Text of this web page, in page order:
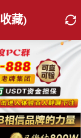
藏)